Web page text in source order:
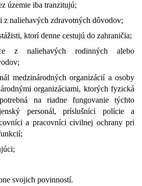
územie iba tranzitujú;
z naliehavých zdravotných dôvodov;
ktorí denne cestujú do zahraničia;
z naliehavých rodinných alebo
medzinárodných organizácií a osoby
organizáciami, ktorých fyzická
na riadne fungovanie týchto
personál, príslušníci polície a
a pracovníci civilnej ochrany pri
svojich povinností.